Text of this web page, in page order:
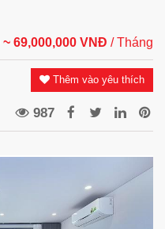
~ 69,000,000 VNĐ / Tháng
Thêm vào yêu thích
987